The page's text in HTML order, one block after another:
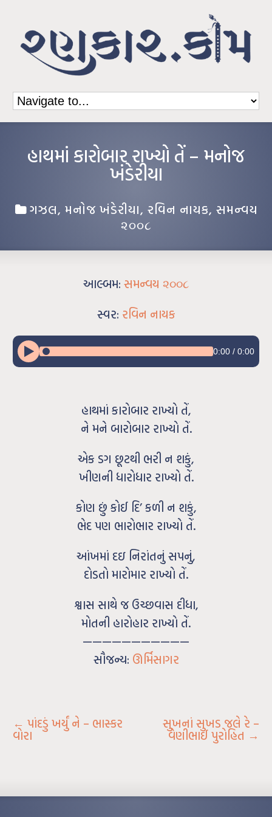
હાથમાં કારોબાર રાખ્યો તેં – મનોજ
ખંડેરીયા
ગઝલ, મનોજ ખંડેરીયા, રવિન નાયક, સમન્વય
૨૦૦૮
આલ્બમ: સમન્વય ૨૦૦૮
સ્વર: રવિન નાયક
0:00/ 0:00
હાથમાં કારોબાર રાખ્યો તેં,
ને મને બારોબાર રાખ્યો તેં.
એક ડગ છૂટથી ભરી ન શકું,
ખીણની ધારોધાર રાખ્યો તેં.
કોણ છું કોઈ દિ’ કળી ન શકું,
ભેદ પણ ભારોભાર રાખ્યો તેં.
આંખમાં દઇ નિરાંતનું સપનું,
દોડતો મારોમાર રાખ્યો તેં.
શ્વાસ સાથે જ ઉચ્છવાસ દીધા,
મોતની હારોહાર રાખ્યો તેં.
———————————
સૌજન્ય: ઊર્મિસાગર
← પાંદડું ખર્યું ને – ભાસ્કર
વોરા
સુખનાં સુખડ જલે રે –
વેણીભાઈ પુરોહિત →